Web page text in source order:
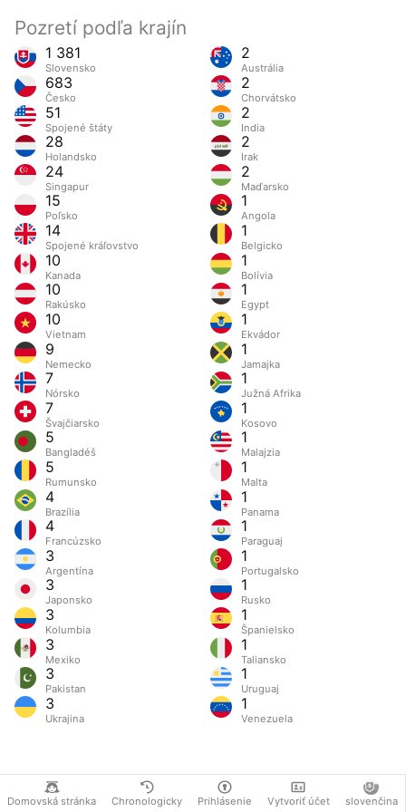
Domovská stránka Chronologicky Prihlásenie Vytvoriť účet slovenčina
Pozretí podľa krajín
1 381
Slovensko
683
Česko
51
Spojené štáty
28
Holandsko
24
Singapur
15
Poľsko
14
Spojené kráľovstvo
10
Kanada
10
Rakúsko
10
Vietnam
9
Nemecko
7
Nórsko
7
Švajčiarsko
5
Bangladéš
5
Rumunsko
4
Brazília
4
Francúzsko
3
Argentína
3
Japonsko
3
Kolumbia
3
Mexiko
3
Pakistan
3
Ukrajina
2
Austrália
2
Chorvátsko
2
India
2
Irak
2
Maďarsko
1
Angola
1
Belgicko
1
Bolívia
1
Egypt
1
Ekvádor
1
Jamajka
1
Južná Afrika
1
Kosovo
1
Malajzia
1
Malta
1
Panama
1
Paraguaj
1
Portugalsko
1
Rusko
1
Španielsko
1
Taliansko
1
Uruguaj
1
Venezuela